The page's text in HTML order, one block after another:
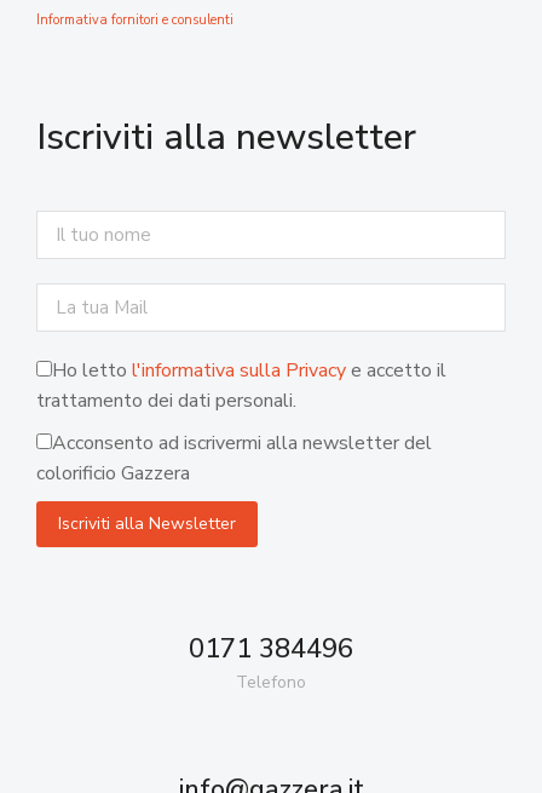
Informativa fornitori e consulenti
Iscriviti alla newsletter
Ho letto l'informativa sulla Privacye accetto il
trattamento dei dati personali.
Acconsento ad iscrivermi alla newsletter del
colorificio Gazzera
0171 384496
Telefono